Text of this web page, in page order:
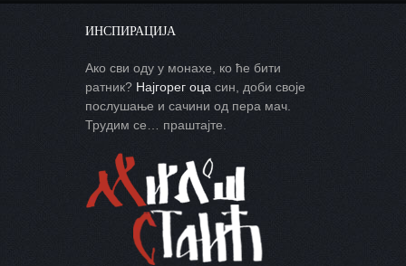
ИНСПИРАЦИЈА
Ако сви оду у монахе, ко ће бити
ратник? Најгорег оца син, доби своје
послушање и сачини од пера мач.
Трудим се… праштајте.